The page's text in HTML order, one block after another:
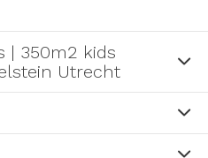
| 350m2 kids
Utrecht